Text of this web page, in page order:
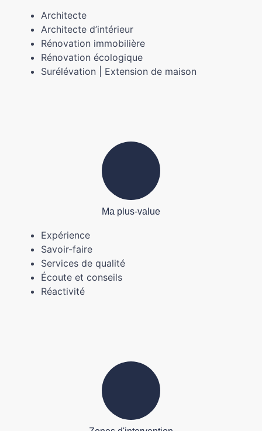
Architecte
Architecte d’intérieur
Rénovation immobilière
Rénovation écologique
Surélévation | Extension de maison
Ma plus-value
Expérience
Savoir-faire
Services de qualité
Écoute et conseils
Réactivité